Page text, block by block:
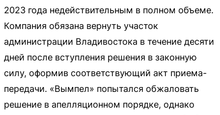
2023 года недействительным в полном объеме.
Компания обязана вернуть участок
администрации Владивостока в течение десяти
дней после вступления решения в законную
силу, оформив соответствующий акт приема-
передачи. «Вымпел» попытался обжаловать
решение в апелляционном порядке, однако